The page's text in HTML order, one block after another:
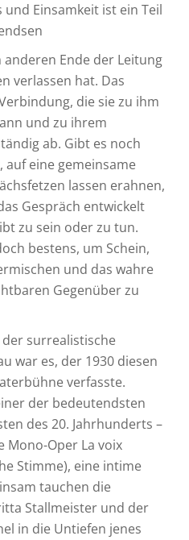
Einsamkeit ist ein Teil
Ende der Leitung
verlassen hat. Das
die sie zu ihm
und zu ihrem
ab. Gibt es noch
auf eine gemeinsame
lassen erahnen,
Gespräch entwickelt
zu sein oder zu tun.
bestens, um Schein,
und das wahre
Gegenüber zu
surrealistische
war es, der 1930 diesen
verfasste.
der bedeutendsten
des 20. Jahrhunderts –
Mono-Oper La voix
Stimme), eine intime
tauchen die
Stallmeister und der
in die Untiefen jenes